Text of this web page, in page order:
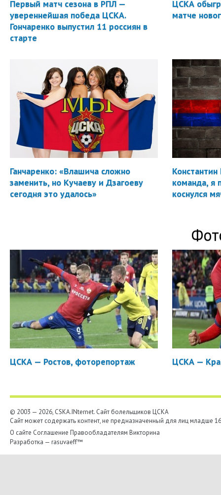
Первый матч сезона в РПЛ —
увереннейшая победа ЦСКА.
Гончаренко выпустил 11 россиян в
старте
ЦСКА
матче
Ганчаренко: «Влашича сложно
заменить, но Кучаеву и Дзагоеву
сегодня это удалось»
Константин
команда, я
коснулся
ЦСКА — Ростов, фоторепортаж ЦСКА —
© 2003 — 2026, CSKA.INternet. Cайт болельщиков ЦСКА
Сайт может содержать контент, не предназначенный для лиц младше
О сайте Соглашение Правообладателям Викторина
Разработка — rasuvaeff™